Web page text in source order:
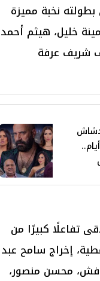
بطولته نخبة مميزة
خليل، هيثم أحمد
شريف عرفة
أعلى إيرادات في 3 أيام..
خلال موسم أفلام رأس السنة 2025، ولاقى تفاعلًا كبيرًا من
إخراج سامح عبد
محسن منصور،